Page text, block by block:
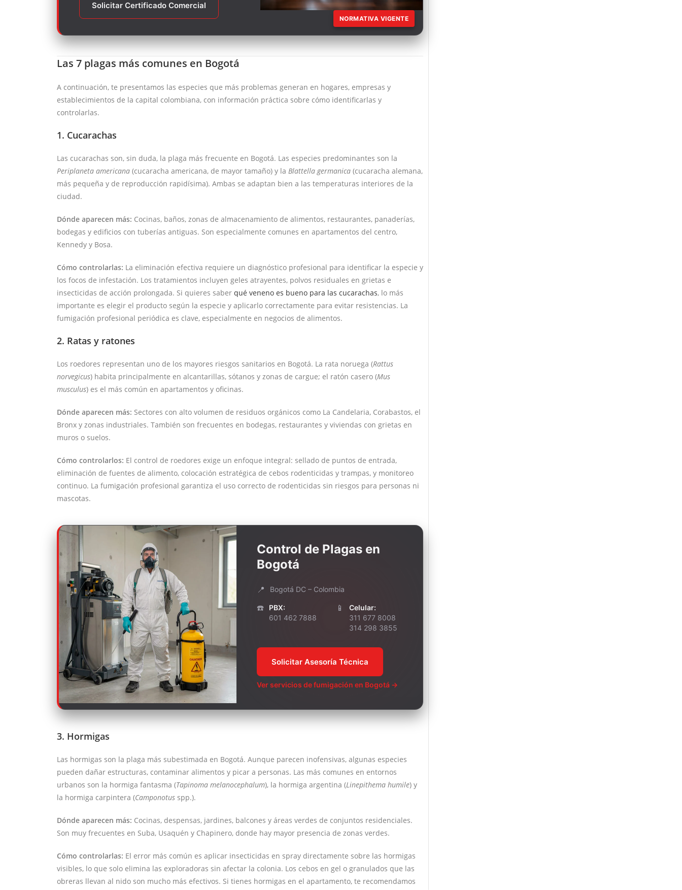
Solicitar Certificado Comercial
NORMATIVA VIGENTE
Las 7 plagas más comunes en Bogotá
A continuación, te presentamos las especies que más problemas generan en hogares, empresas y
establecimientos de la capital colombiana, con información práctica sobre cómo identificarlas y
controlarlas.
1. Cucarachas
Las cucarachas son, sin duda, la plaga más frecuente en Bogotá. Las especies predominantes son la
Periplaneta americana (cucaracha americana, de mayor tamaño) y la Blattella germanica (cucaracha alemana,
más pequeña y de reproducción rapidísima). Ambas se adaptan bien a las temperaturas interiores de la
ciudad.
Dónde aparecen más: Cocinas, baños, zonas de almacenamiento de alimentos, restaurantes, panaderías,
bodegas y edificios con tuberías antiguas. Son especialmente comunes en apartamentos del centro,
Kennedy y Bosa.
Cómo controlarlas: La eliminación efectiva requiere un diagnóstico profesional para identificar la especie y
los focos de infestación. Los tratamientos incluyen geles atrayentes, polvos residuales en grietas e
insecticidas de acción prolongada. Si quieres saber qué veneno es bueno para las cucarachas, lo más
importante es elegir el producto según la especie y aplicarlo correctamente para evitar resistencias. La
fumigación profesional periódica es clave, especialmente en negocios de alimentos.
2. Ratas y ratones
Los roedores representan uno de los mayores riesgos sanitarios en Bogotá. La rata noruega (Rattus
norvegicus) habita principalmente en alcantarillas, sótanos y zonas de cargue; el ratón casero (Mus
musculus) es el más común en apartamentos y oficinas.
Dónde aparecen más: Sectores con alto volumen de residuos orgánicos como La Candelaria, Corabastos, el
Bronx y zonas industriales. También son frecuentes en bodegas, restaurantes y viviendas con grietas en
muros o suelos.
Cómo controlarlos: El control de roedores exige un enfoque integral: sellado de puntos de entrada,
eliminación de fuentes de alimento, colocación estratégica de cebos rodenticidas y trampas, y monitoreo
continuo. La fumigación profesional garantiza el uso correcto de rodenticidas sin riesgos para personas ni
mascotas.
Control de Plagas en
Bogotá
📍 Bogotá DC – Colombia
☎️
PBX:
601 462 7888
📱
Celular:
311 677 8008
314 298 3855
Solicitar Asesoría Técnica
Ver servicios de fumigación en Bogotá →
3. Hormigas
Las hormigas son la plaga más subestimada en Bogotá. Aunque parecen inofensivas, algunas especies
pueden dañar estructuras, contaminar alimentos y picar a personas. Las más comunes en entornos
urbanos son la hormiga fantasma (Tapinoma melanocephalum), la hormiga argentina (Linepithema humile) y
la hormiga carpintera (Camponotus spp.).
Dónde aparecen más: Cocinas, despensas, jardines, balcones y áreas verdes de conjuntos residenciales.
Son muy frecuentes en Suba, Usaquén y Chapinero, donde hay mayor presencia de zonas verdes.
Cómo controlarlas: El error más común es aplicar insecticidas en spray directamente sobre las hormigas
visibles, lo que solo elimina las exploradoras sin afectar la colonia. Los cebos en gel o granulados que las
obreras llevan al nido son mucho más efectivos. Si tienes hormigas en el apartamento, te recomendamos